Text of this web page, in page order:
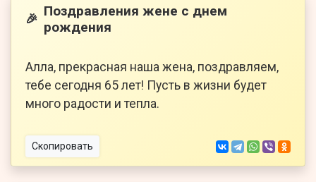
🎉 Поздравления жене с днем
рождения
Алла, прекрасная наша жена, поздравляем,
тебе сегодня 65 лет! Пусть в жизни будет
много радости и тепла.
Скопировать